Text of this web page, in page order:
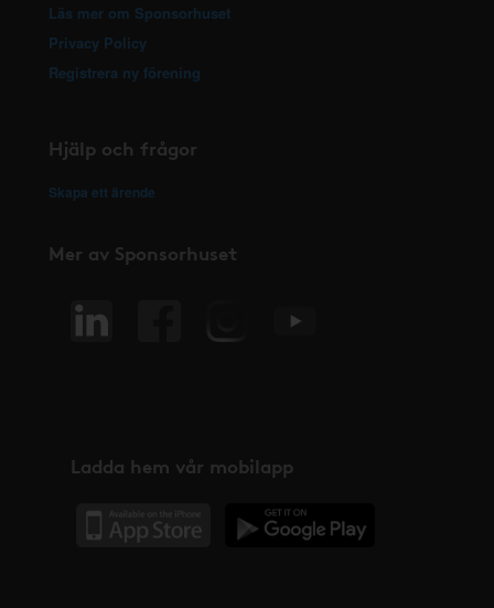
Läs mer om Sponsorhuset
Privacy Policy
Registrera ny förening
Hjälp och frågor
Skapa ett ärende
Mer av Sponsorhuset
Ladda hem vår mobilapp